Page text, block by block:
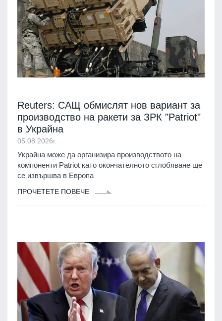
Reuters: САЩ обмислят нов вариант за
производство на ракети за ЗРК "Patriot"
в Украйна
05.08.2026г.
Украйна може да организира производството на
компоненти Patriot като окончателното сглобяване ще
се извършва в Европа
ПРОЧЕТЕТЕ ПОВЕЧЕ